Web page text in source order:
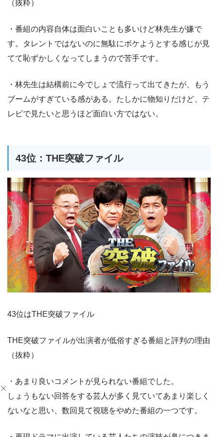
（抜粋）
・番組の内容自体は面白いことも多いけど林先生が嫌で
す。タレントではないのに無駄にボケようとする感じが見
てて恥ずかしくなってしまうので苦手です。
・林先生は結構前に今でしょで流行って出てきたが、もう
ブームがすぎている感がある。たしかに物知りだけど、テ
レビで見たいと思うほど面白い方ではない。
43位：THE突破ファイル
43位はTHE突破ファイル
THE突破ファイルが出演者が低俗すぎる番組と評判の理由
（抜粋）
・あまり良いコメントが見られない番組でした。
しょうもない回答をする芸人が多く見ていてあまり楽しく
ないなと思い、数回見て視聴をやめた番組の一つです。